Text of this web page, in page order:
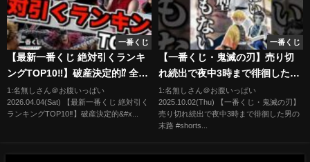
一番くじ
【最新一番くじ 絶対引くランキ
ングTOP10‼︎】破産決定的⁉︎ 全部
ゲット目指したらヤバい事に⁉︎ ド
ラゴンボール ワンピース ナルト
ヒロアカ 進撃の巨人 ハンター 刃
1:名無しさん＠お腹いっぱい
2026.04.04(Sat) 【最新一番くじ 絶対引く
ランキングTOP10‼︎】破産決定的&#x...
一番くじ
【一番くじ・鬼滅の刃】売り切
れ続出で夜中3時まで徘徊した男
の末路 #shorts #一番くじ #鬼滅
の刃 #学生 #アニメ #おみくじ #
仕事
1:名無しさん＠お腹いっぱい
2025.10.02(Thu) 【一番くじ・鬼滅の刃】
売り切れ続出で夜中3時まで徘徊した男の
末路 #shorts...